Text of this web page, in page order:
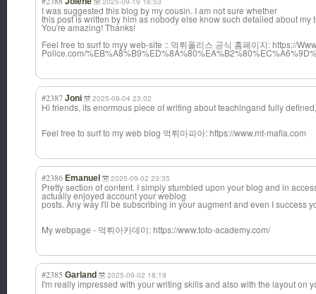
I was suggested this blog by my cousin. I am not sure whether
this post is written by him as nobody else know such detailed about my
You're amazing! Thanks!
Feel free to surf to myy web-site :: 먹튀폴리스 공식 홈페이지: https://
Police.com/
#2387 Joni 2025-09-04 23:02
Hi friends, its enormous piece of writing about teachingand fully
Feel free to surf to my web blog 먹튀마피아: https://www.mt-mafia.com
#2386 Emanuel 2025-09-02 23:35
Pretty section of content. I simply stumbled upon your blog and in
actually enjoyed account your weblog
posts. Any way I'll be subscribing in your augment and even I success
My webpage - 먹튀아카데미: https://www.toto-academy.com/
#2385 Garland 2025-09-02 18:19
I'm really impressed with your writing skills and also with the layout on